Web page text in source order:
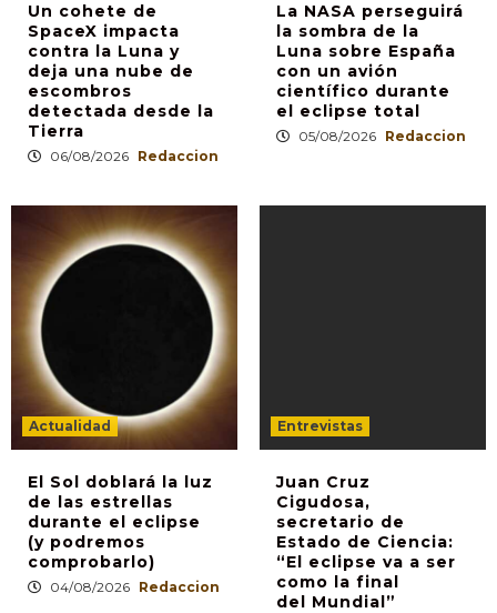
Un cohete de
SpaceX impacta
contra la Luna y
deja una nube de
escombros
detectada desde la
Tierra
06/08/2026 Redaccion
La NASA perseguirá
la sombra de la
Luna sobre España
con un avión
científico durante
el eclipse total
05/08/2026 Redaccion
Actualidad
El Sol doblará la luz
de las estrellas
durante el eclipse
(y podremos
comprobarlo)
04/08/2026 Redaccion
Entrevistas
Juan Cruz
Cigudosa,
secretario de
Estado de Ciencia:
“El eclipse va a ser
como la final
del Mundial”